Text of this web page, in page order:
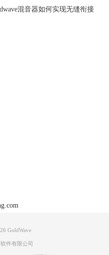
混音器如何实现无缝衔接
GoldWave
件有限公司